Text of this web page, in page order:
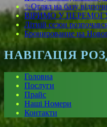
✨Огляд на базу
ВІРИМО У
Літній сезон
Бронирование на
НАВІГАЦІЯ
Головна
Послуги
Прайс
Наші Номери
Контакти